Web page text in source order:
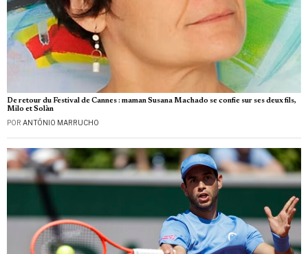
De retour du Festival de Cannes : maman Susana Machado se confie sur ses deux fils,
Milo et Solàn
POR ANTÓNIO MARRUCHO